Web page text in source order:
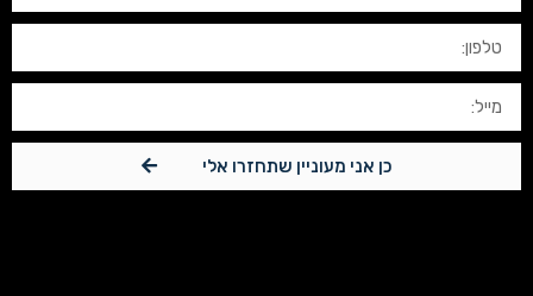
כן אני מעוניין שתחזרו אלי